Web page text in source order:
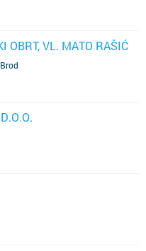
OBRT, VL. MATO RAŠIĆ